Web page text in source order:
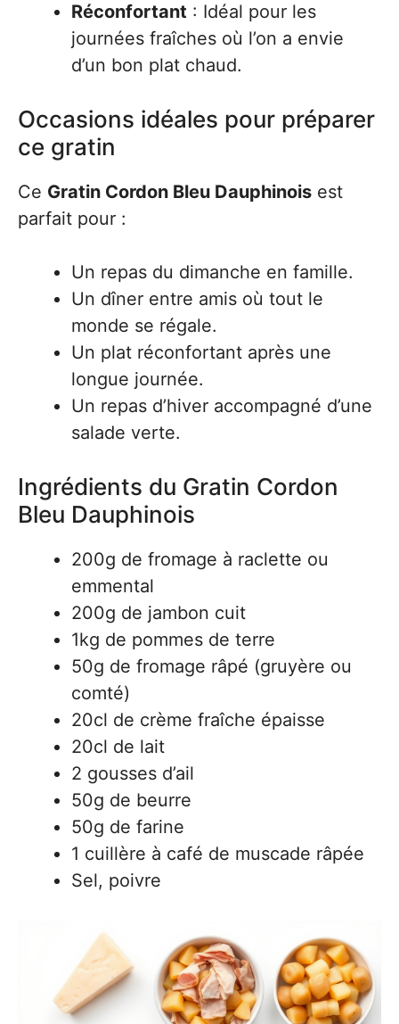
Réconfortant : Idéal pour les
journées fraîches où l’on a envie
d’un bon plat chaud.
Occasions idéales pour préparer
ce gratin
Ce Gratin Cordon Bleu Dauphinois est
parfait pour :
Un repas du dimanche en famille.
Un dîner entre amis où tout le
monde se régale.
Un plat réconfortant après une
longue journée.
Un repas d’hiver accompagné d’une
salade verte.
Ingrédients du Gratin Cordon
Bleu Dauphinois
200g de fromage à raclette ou
emmental
200g de jambon cuit
1kg de pommes de terre
50g de fromage râpé (gruyère ou
comté)
20cl de crème fraîche épaisse
20cl de lait
2 gousses d’ail
50g de beurre
50g de farine
1 cuillère à café de muscade râpée
Sel, poivre